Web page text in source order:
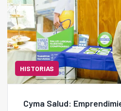
HISTORIAS
Cyma Salud: